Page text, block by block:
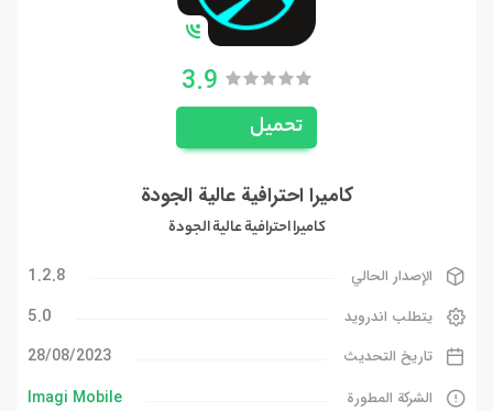
3.9
تحميل
كاميرا احترافية عالية الجودة
كاميرا احترافية عالية الجودة
الإصدار الحالي 1.2.8
يتطلب اندرويد 5.0
تاريخ التحديث 28/08/2023
الشركة المطورة Imagi Mobile